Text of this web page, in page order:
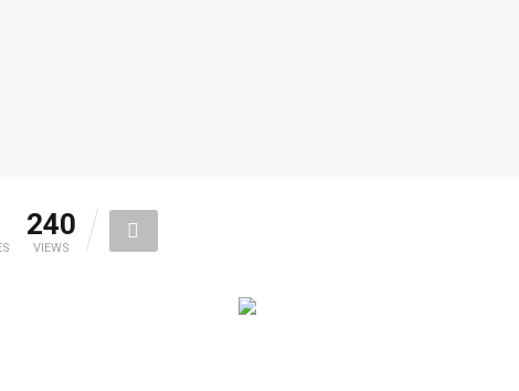
240
VIEWS